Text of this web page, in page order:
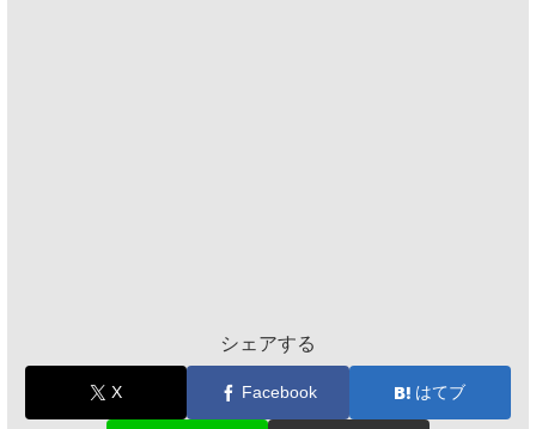
シェアする
X Facebook はてブ